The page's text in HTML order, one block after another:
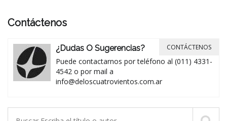
Contáctenos
¿Dudas O Sugerencias?
Puede contactarnos por teléfono al (011) 4331-
4542 o por mail a
info@deloscuatrovientos.com.ar
CONTÁCTENOS